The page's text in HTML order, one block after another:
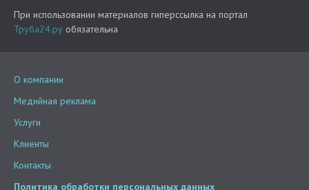
При использовании материалов гиперссылка на портал
Труба24.ру обязательна
О компании
Медийная реклама
Услуги
Клиенты
Контакты
Политика обработки персональных данных